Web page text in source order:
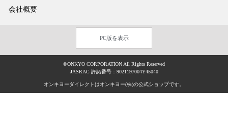
会社概要
PC版を表示
©ONKYO CORPORATION All Rights Reserved
JASRAC 許諾番号：9021197004Y45040
オンキヨーダイレクトはオンキヨー(株)の公式ショップです。